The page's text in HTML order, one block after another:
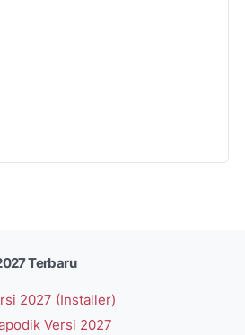
Terbaru
2027 (Installer)
Versi 2027